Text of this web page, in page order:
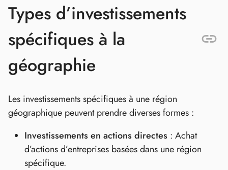
Types d’investissements
spécifiques à la
géographie
Les investissements spécifiques à une région
géographique peuvent prendre diverses formes :
Investissements en actions directes : Achat
d’actions d’entreprises basées dans une région
spécifique.